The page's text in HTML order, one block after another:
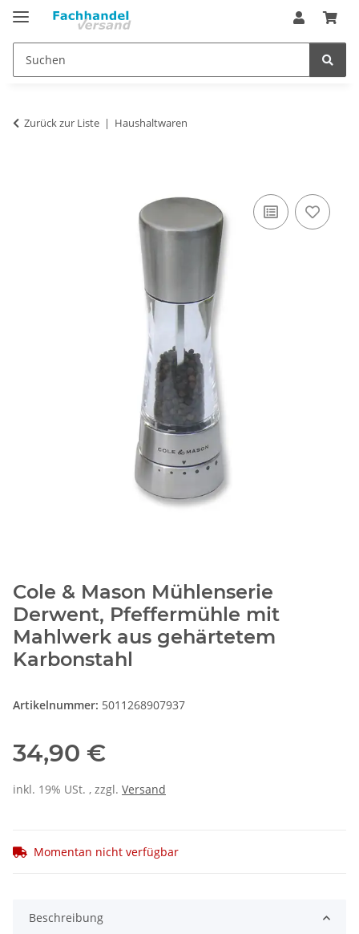
Zurück zur Liste Haushaltwaren
Cole & Mason Mühlenserie
Derwent, Pfeffermühle mit
Mahlwerk aus gehärtetem
Karbonstahl
Artikelnummer: 5011268907937
34,90 €
inkl. 19% USt. , zzgl. Versand
Momentan nicht verfügbar
Beschreibung